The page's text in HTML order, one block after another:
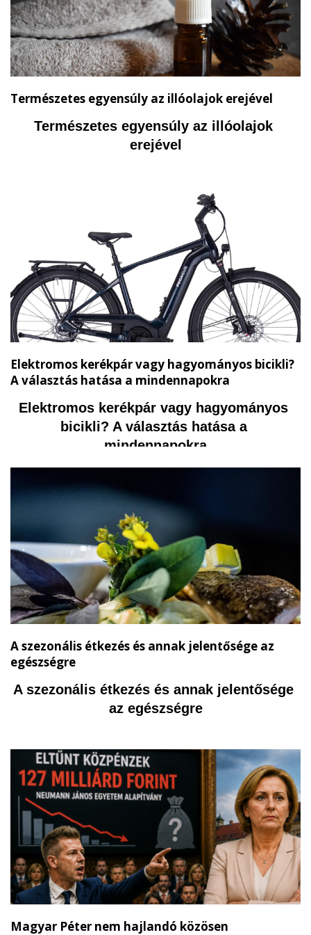
Természetes egyensúly az illóolajok erejével
Természetes egyensúly az illóolajok
erejével
Elektromos kerékpár vagy hagyományos bicikli?
A választás hatása a mindennapokra
Elektromos kerékpár vagy hagyományos
bicikli? A választás hatása a
mindennapokra
A szezonális étkezés és annak jelentősége az
egészségre
A szezonális étkezés és annak jelentősége
az egészségre
Magyar Péter nem hajlandó közösen